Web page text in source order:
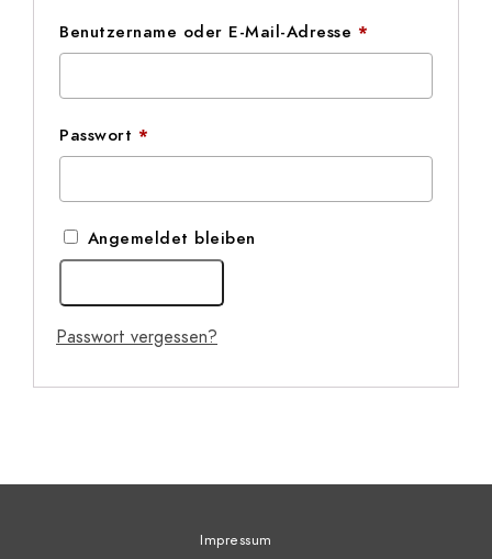
Benutzername oder E-Mail-Adresse *
Passwort *
Angemeldet bleiben
Passwort vergessen?
Impressum